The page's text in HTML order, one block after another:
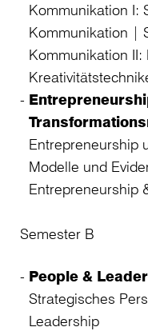
Kommunikation I:
Kommunikation |
Kommunikation
Entrepreneurship
Modelle und
Entrepreneurship
Semester B
People &
Strategisches
Leadership